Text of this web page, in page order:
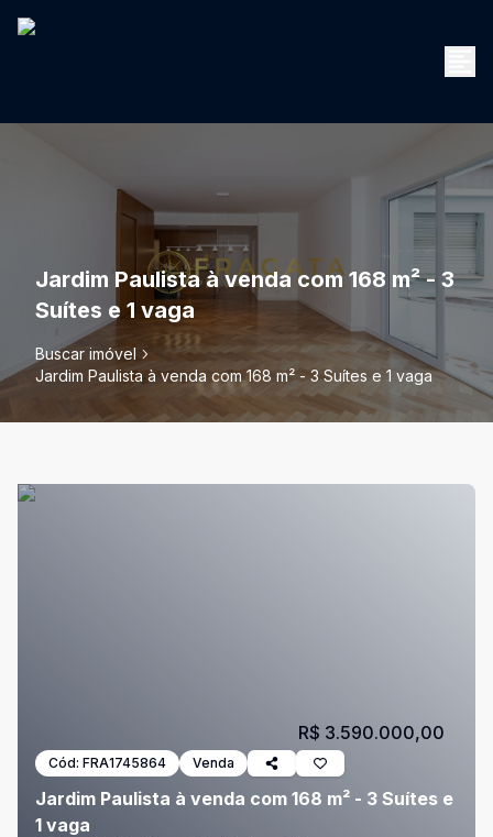
Jardim Paulista à venda com 168 m² - 3
Suítes e 1 vaga
Buscar imóvel
Jardim Paulista à venda com 168 m² - 3 Suítes e 1 vaga
Cód: FRA1745864 Venda
Jardim Paulista à venda com 168 m² - 3 Suítes e
1 vaga
R$ 3.590.000,00